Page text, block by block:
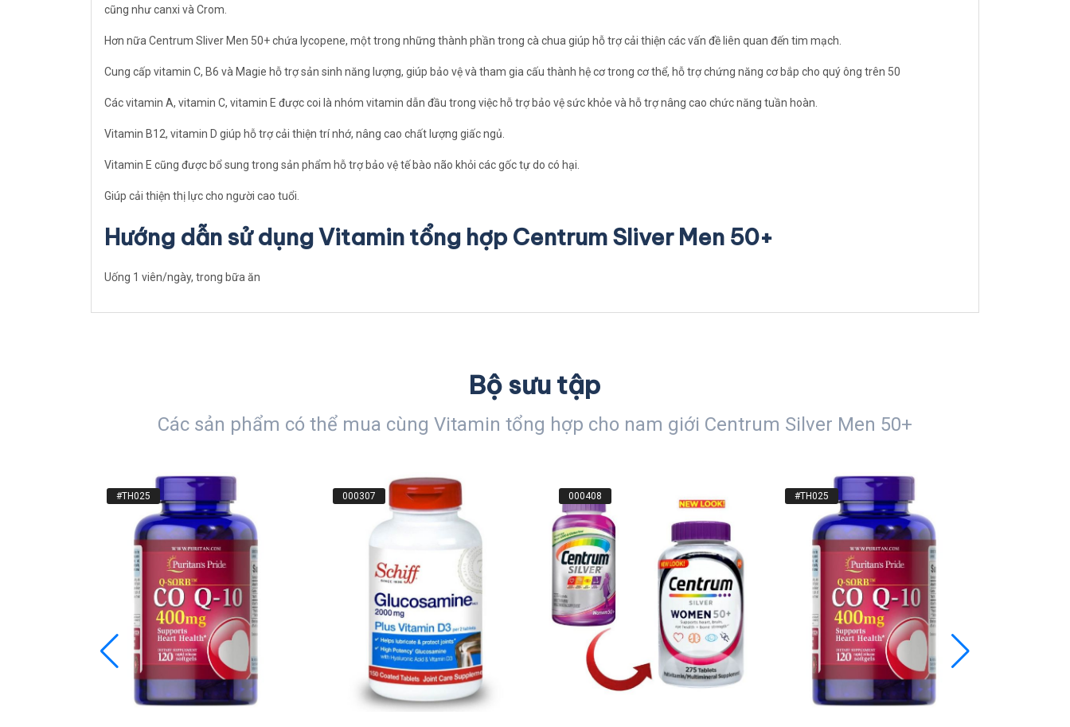
cũng như canxi và Crom.
Hơn nữa Centrum Sliver Men 50+ chứa lycopene, một trong những thành phần trong cà chua giúp hỗ trợ cải thiện các vấn đề liên quan đến tim mạch.
Cung cấp vitamin C, B6 và Magie hỗ trợ sản sinh năng lượng, giúp bảo vệ và tham gia cấu thành hệ cơ trong cơ thể, hỗ trợ chứng năng cơ bắp cho quý ông trên 50
Các vitamin A, vitamin C, vitamin E được coi là nhóm vitamin dẫn đầu trong việc hỗ trợ bảo vệ sức khỏe và hỗ trợ nâng cao chức năng tuần hoàn.
Vitamin B12, vitamin D giúp hỗ trợ cải thiện trí nhớ, nâng cao chất lượng giấc ngủ.
Vitamin E cũng được bổ sung trong sản phẩm hỗ trợ bảo vệ tế bào não khỏi các gốc tự do có hại.
Giúp cải thiện thị lực cho người cao tuổi.
Hướng dẫn sử dụng Vitamin tổng hợp Centrum Sliver Men 50+
Uống 1 viên/ngày, trong bữa ăn
Bộ sưu tập
Các sản phẩm có thể mua cùng Vitamin tổng hợp cho nam giới Centrum Silver Men 50+
#TH025 000307 000408 #TH025